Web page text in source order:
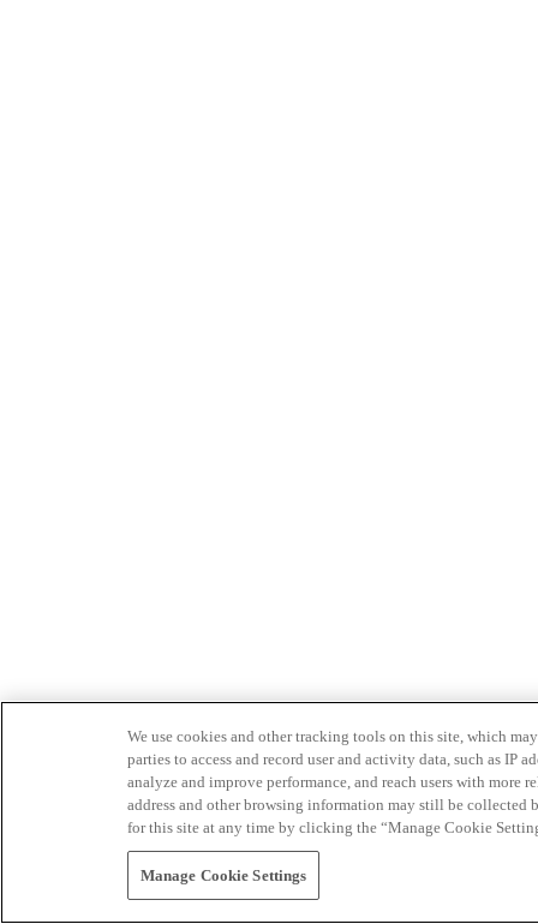
We use cookies and other tracking tools on this site, which
parties to access and record user and activity data, such as IP
analyze and improve performance, and reach users with
address and other browsing information may still be collected
for this site at any time by clicking the “Manage Cookie
Manage Cookie Settings